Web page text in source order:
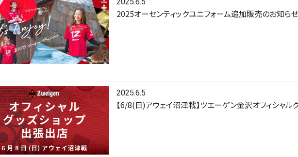
2025オーセンティックユニフォーム追加販売のお知らせ
2025.6.5
【6/8(日)アウェイ沼津戦】ツエーゲン金沢オフィシャル